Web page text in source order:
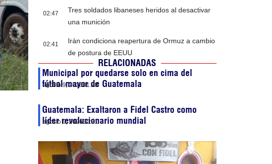
02:47
Tres soldados libaneses heridos al desactivar
una munición
02:41
Irán condiciona reapertura de Ormuz a cambio
de postura de EEUU
RELACIONADAS
Municipal por quedarse solo en cima del
fútbol mayor de Guatemala
agosto 9, 202601:28
Guatemala: Exaltaron a Fidel Castro como
líder revolucionario mundial
agosto 9, 202600:31